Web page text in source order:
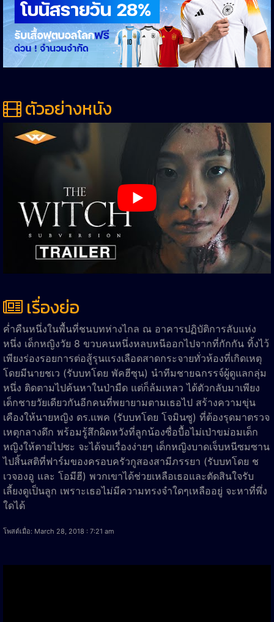
ตัวอย่างหนัง
เรื่องย่อ
ค่ำคืนหนึ่งในพื้นที่ชนบทห่างไกล ณ อาคารปฏิบัติการลับแห่ง
หนึ่ง เด็กหญิงวัย 8 ขวบคนหนึ่งหลบหนีออกไปจากที่กักกัน ทิ้งไว้
เพียงร่องรอยการต่อสู้รุนแรงเลือดสาดกระจายทั่วห้องที่เกิดเหตุ
โดยมีนายชเว (รับบทโดย พัคฮีซุน) นำทีมชายฉกรรจ์ผู้ดูแลกลุ่ม
หนึ่ง ติดตามไปค้นหาในป่ามืด แต่ก็ล้มเหลว ได้ตัวกลับมาเพียง
เด็กชายวัยเดียวกันอีกคนที่พยายามตามเธอไป สร้างความขุ่น
เคืองให้นายหญิง ดร.แพค (รับบทโดย โจมินซู) ที่ต้องรุดมาตรวจ
เหตุกลางดึก พร้อมรู้สึกผิดหวังที่ลูกน้องซื่อบื้อไม่เป่าขม่อมเด็ก
หญิงให้ตายไปซะ จะได้จบเรื่องง่ายๆ เด็กหญิงบาดเจ็บหนีซมซาน
ไปสิ้นสติที่ฟาร์มของครอบครัวกูสองสามีภรรยา (รับบทโดย ช
เวจองอู และ โอมีฮี) พวกเขาได้ช่วยเหลือเธอและตัดสินใจรับ
เลี้ยงดูเป็นลูก เพราะเธอไม่มีความทรงจำใดๆเหลืออยู่ จะหาที่พึ่ง
ใดได้
โพสต์เมื่อ: March 28, 2018 : 7:21 am